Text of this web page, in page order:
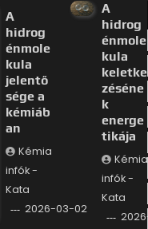
A
hidrog
énmole
kula
jelentő
sége a
kémiáb
an
Kémia
infók -
Kata
2026-03-02
A
hidrog
énmole
kula
keletke
zéséne
k
energe
tikája
Kémia
infók -
Kata